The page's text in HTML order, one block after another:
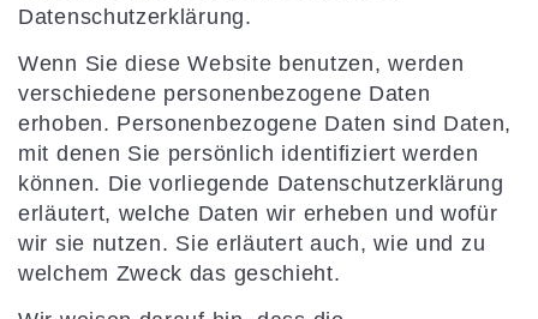
Datenschutzerklärung.
Wenn Sie diese Website benutzen, werden
verschiedene personenbezogene Daten
erhoben. Personenbezogene Daten sind Daten,
mit denen Sie persönlich identifiziert werden
können. Die vorliegende Datenschutzerklärung
erläutert, welche Daten wir erheben und wofür
wir sie nutzen. Sie erläutert auch, wie und zu
welchem Zweck das geschieht.